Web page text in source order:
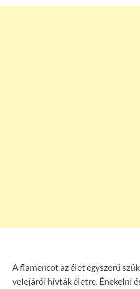
A flamencot az élet egyszerű
velejárói hívták életre. Énekelni